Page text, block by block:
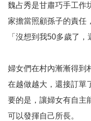
魏占秀是甘肅巧手工作
家擔當照顧孫子的責任
「沒想到我50多歲了
婦女們在村內漸漸得到
在越做越大，還接訂單
要的是，讓婦女有自主
可以發揮自己所長。